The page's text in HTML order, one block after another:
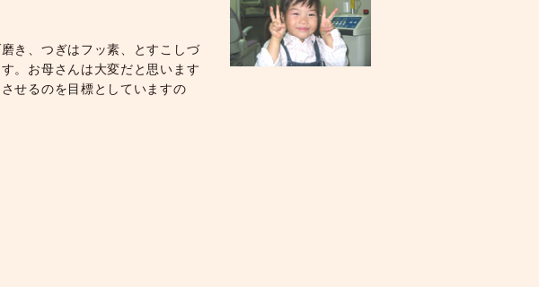
き、つぎはフッ素、とすこしづ
。お母さんは大変だと思います
せるのを目標としていますの